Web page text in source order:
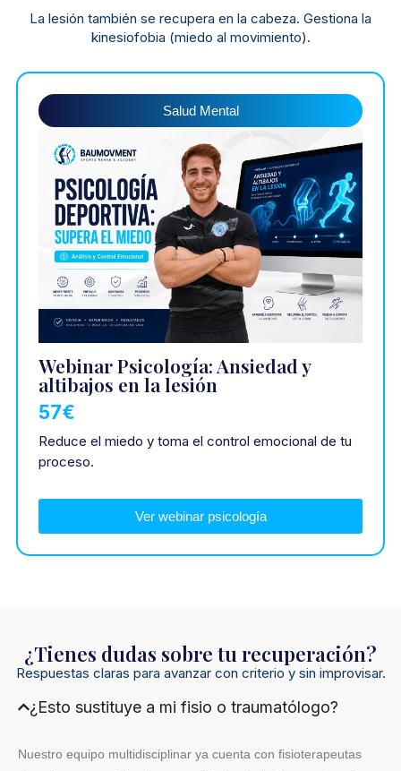
La lesión también se recupera en la cabeza. Gestiona la
kinesiofobia (miedo al movimiento).
Salud Mental
Webinar Psicología: Ansiedad y
altibajos en la lesión
57€
Reduce el miedo y toma el control emocional de tu
proceso.
Ver webinar psicología
¿Tienes dudas sobre tu recuperación?
Respuestas claras para avanzar con criterio y sin improvisar.
¿Esto sustituye a mi fisio o traumatólogo?
Nuestro equipo multidisciplinar ya cuenta con fisioterapeutas